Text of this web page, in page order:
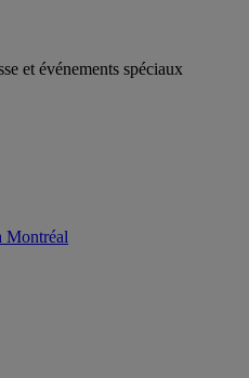
et événements spéciaux
Montréal